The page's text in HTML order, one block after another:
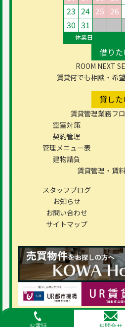
借りた
ROOM NEXT
賃貸何でも相談・希
貸した
賃貸管理業務フ
空室対策
契約管理
管理メニュー表
建物請負
賃貸管理・賃
スタッフブログ
お知らせ
お問い合わせ
サイトマップ
23 24 25 26
30 31
休業日
Copyright ©